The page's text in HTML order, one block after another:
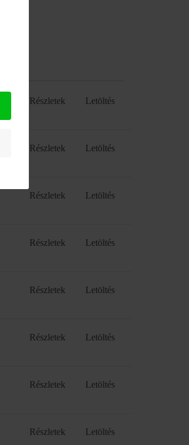
Letöltés
Részletek
Letöltés
Részletek
Letöltés
Részletek
Letöltés
Részletek
Letöltés
Részletek
Letöltés
Részletek
Letöltés
Részletek
Letöltés
Részletek